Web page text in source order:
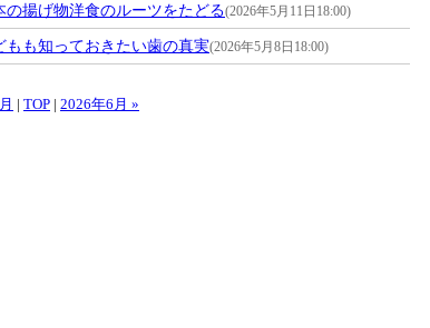
の揚げ物洋食のルーツをたどる(2026年5月11日18:00)
も知っておきたい歯の真実(2026年5月8日18:00)
| TOP | 2026年6月 »